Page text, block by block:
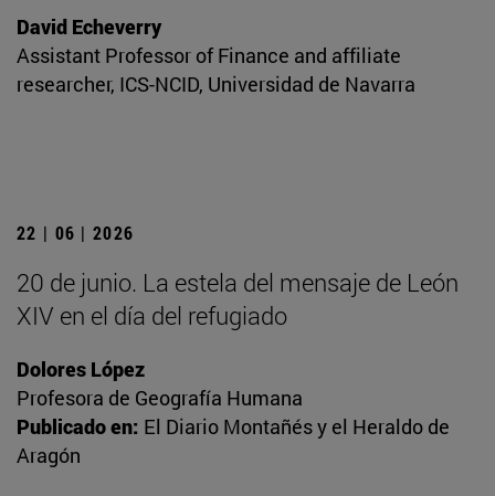
David Echeverry
Assistant Professor of Finance and affiliate
researcher, ICS-NCID, Universidad de Navarra
22 | 06 | 2026
20 de junio. La estela del mensaje de León
XIV en el día del refugiado
Dolores López
Profesora de Geografía Humana
Publicado en: El Diario Montañés y el Heraldo de
Aragón